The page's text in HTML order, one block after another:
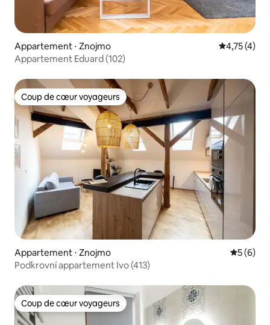
Appartement ⋅ Znojmo Évaluation
4,75 (4)
Appartement Eduard (102)
Coup de cœur voyageurs
Coup de cœur voyageurs
Appartement ⋅ Znojmo
5 (6)
Podkrovní appartement Ivo (413)
Coup de cœur voyageurs
Coup de cœur voyageurs